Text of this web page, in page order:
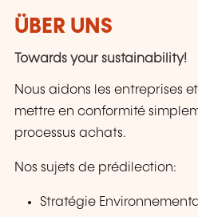
ÜBER UNS
Towards your sustainability!
Nous aidons les entreprises
mettre en conformité
processus achats.
Nos sujets de prédilection:
Stratégie